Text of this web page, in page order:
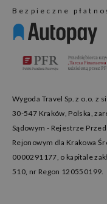
Bezpieczne
Wygoda Travel Sp. z o.o. z
30-547 Kraków, Polska,
Sądowym - Rejestrze
Rejonowym dla Krakowa
0000291177, o kapitale
510, nr Regon 120550199.